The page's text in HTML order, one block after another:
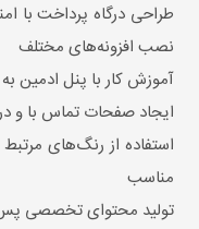
نصب افزونه‌های مختلف
آموزش کار با پنل ادمین
ایجاد صفحات تماس با و
استفاده از رنگ‌های
مناسب
تولید محتوای تخصصی پس